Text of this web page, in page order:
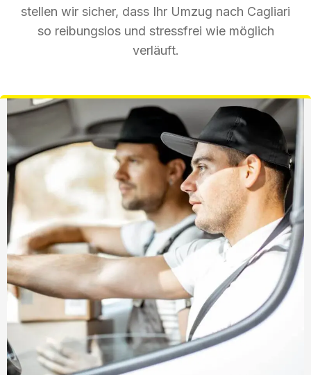
stellen wir sicher, dass Ihr Umzug nach Cagliari
so reibungslos und stressfrei wie möglich
verläuft.